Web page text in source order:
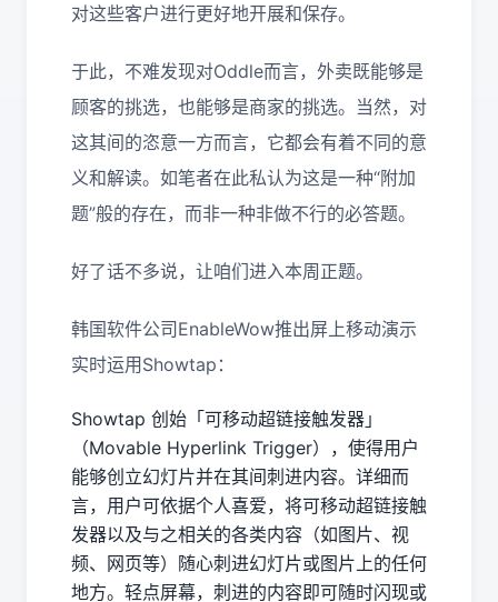
对这些客户进行更好地开展和保存。
于此，不难发现对Oddle而言，外卖既能够是
顾客的挑选，也能够是商家的挑选。当然，对
这其间的恣意一方而言，它都会有着不同的意
义和解读。如笔者在此私认为这是一种“附加
题”般的存在，而非一种非做不行的必答题。
好了话不多说，让咱们进入本周正题。
韩国软件公司 EnableWow推出屏上移动演示
实时运用 Showtap ：
Showtap 创始「可移动超链接触发器」
（Movable Hyperlink Trigger），使得用户
能够创立幻灯片并在其间刺进内容。详细而
言，用户可依据个人喜爱，将可移动超链接触
发器以及与之相关的各类内容（如图片、视
频、网页等）随心刺进幻灯片或图片上的任何
地方。轻点屏幕，刺进的内容即可随时闪现或